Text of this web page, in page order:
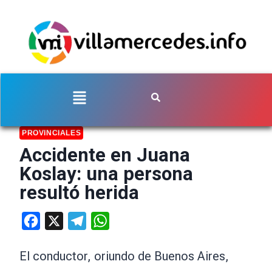
PROVINCIALES
Accidente en Juana
Koslay: una persona
resultó herida
Facebook Telegram
El conductor, oriundo de Buenos Aires,